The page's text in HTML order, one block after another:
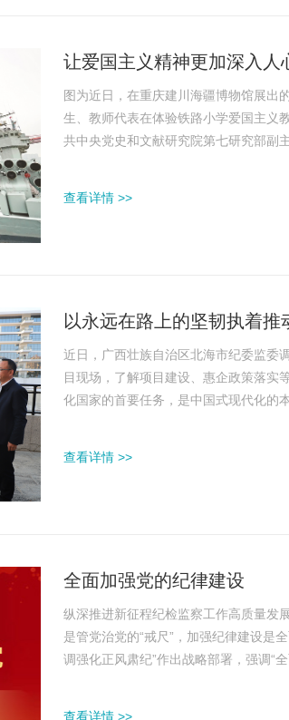
让爱国主义精神更加深入人
图为近日，在重庆建川海疆博物馆展出
生、教师代表在体验铁路小学爱国主义
共中央党史和文献研究院第七研究部副
等，本报记者就相关问题采访...
查看详情 >>
以永远在路上的坚韧执着推
近日，广西壮族自治区北海市纪委监委
目现场，了解项目建设、惠企政策落实
化国家的首要任务，是中国式现代化的
入学习贯彻习近平新时代中国特色...
查看详情 >>
全面加强党的纪律建设
纵深推进新征程纪检监察工作高质量发
是管党治党的“戒尺”，加强纪律建设是
调强化正风肃纪”作出战略部署，强调“
查看详情 >>